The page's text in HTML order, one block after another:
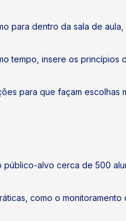
para dentro da sala de
tempo, insere os princípios
para que façam escolhas
alvo cerca de 500
como o monitoramento